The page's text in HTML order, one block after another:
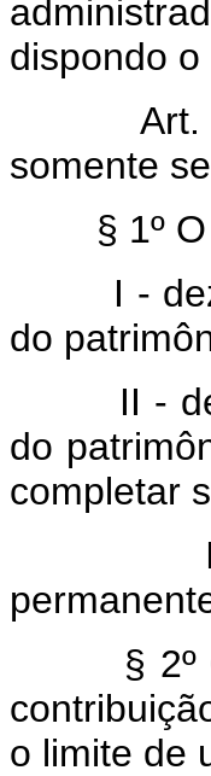
dispondo
somente
§ 1º O
I - dez
do
II -
do
completar
III - a
§ 2º O
o limite de